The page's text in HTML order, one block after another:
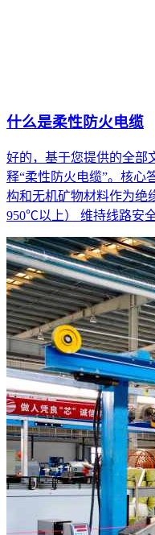
什么是柔性防火电缆
好的，基于您提供的全部
释“柔性防火电缆”。核心
构和无机矿物材料作为绝
950℃以上） 维持线路安